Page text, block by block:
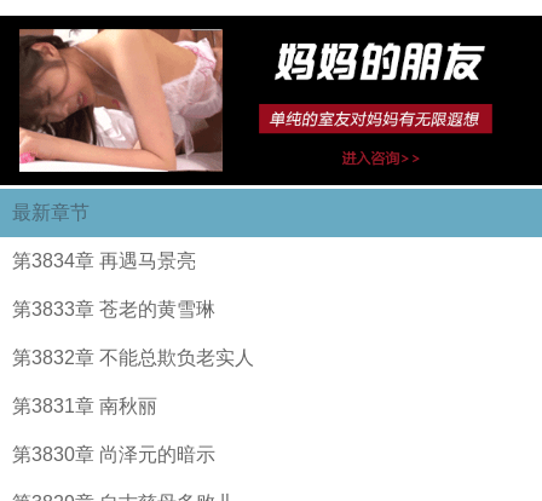
最新章节
第3834章 再遇马景亮
第3833章 苍老的黄雪琳
第3832章 不能总欺负老实人
第3831章 南秋丽
第3830章 尚泽元的暗示